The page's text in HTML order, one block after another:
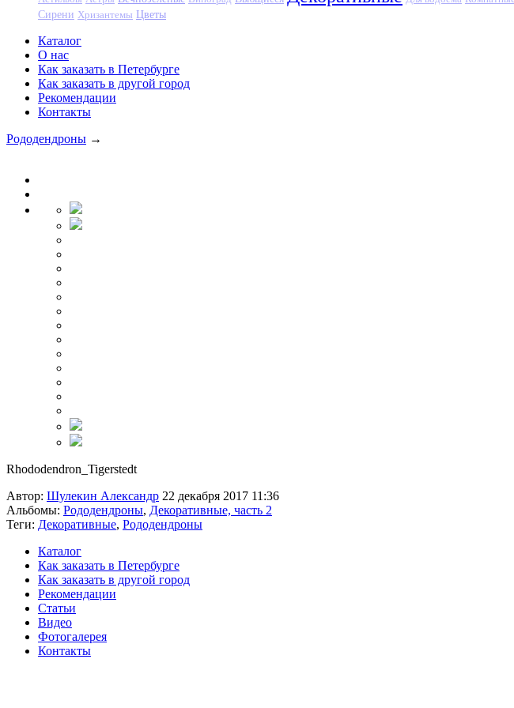
Сирени Хризантемы Цветы
Каталог
О нас
Как заказать в Петербурге
Как заказать в другой город
Рекомендации
Контакты
Рододендроны →
Rhododendron_Tigerstedt
Автор: Шулекин Александр 22 декабря 2017 11:36
Альбомы: Рододендроны, Декоративные, часть 2
Теги: Декоративные, Рододендроны
Каталог
Как заказать в Петербурге
Как заказать в другой город
Рекомендации
Статьи
Видео
Фотогалерея
Контакты